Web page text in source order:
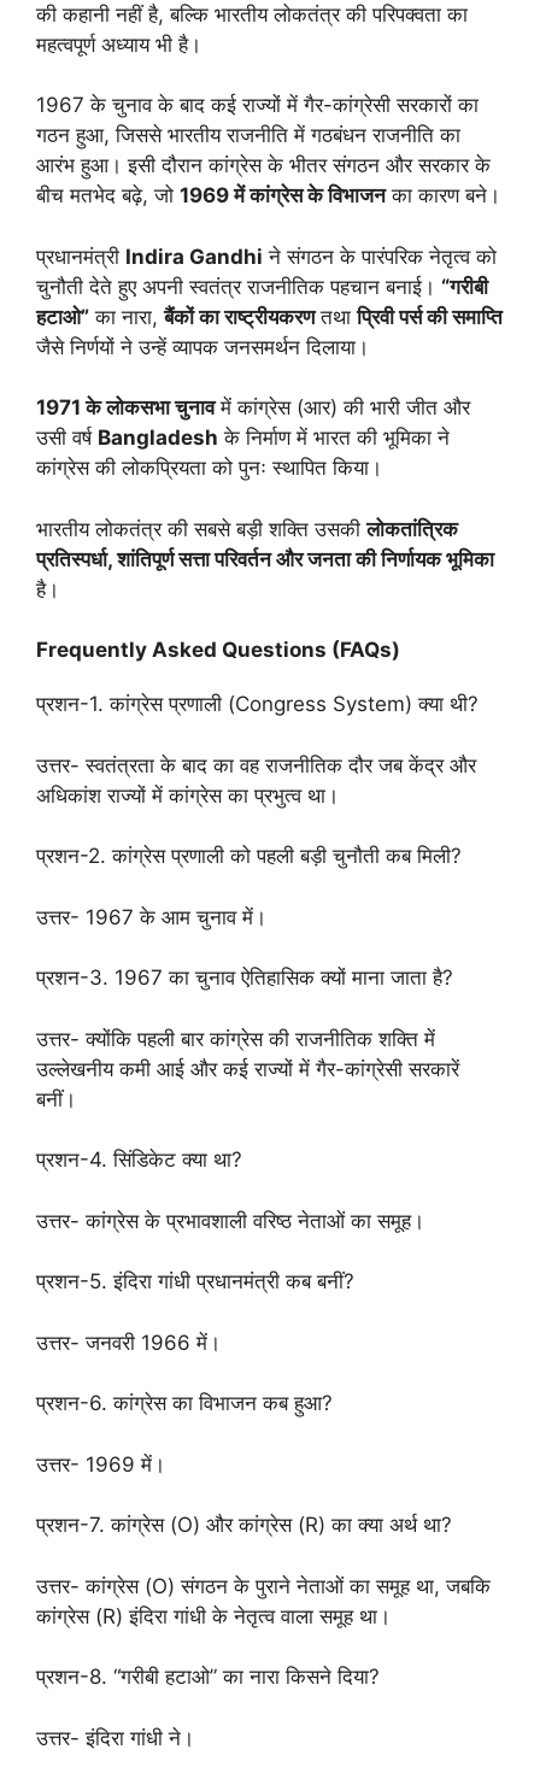
की कहानी नहीं है, बल्कि भारतीय लोकतंत्र की परिपक्वता का
महत्वपूर्ण अध्याय भी है।
1967 के चुनाव के बाद कई राज्यों में गैर-कांग्रेसी सरकारों का
गठन हुआ, जिससे भारतीय राजनीति में गठबंधन राजनीति का
आरंभ हुआ। इसी दौरान कांग्रेस के भीतर संगठन और सरकार के
बीच मतभेद बढ़े, जो 1969में कांग्रेस के विभाजनका कारण बने।
प्रधानमंत्री Indira Gandhi ने संगठन के पारंपरिक नेतृत्व को
चुनौती देते हुए अपनी स्वतंत्र राजनीतिक पहचान बनाई। “गरीबी
हटाओ” का नारा,बैंकों का राष्ट्रीयकरणतथाप्रिवी पर्स की समाप्ति
जैसे निर्णयों ने उन्हें व्यापक जनसमर्थन दिलाया।
1971के लोकसभा चुनावमें कांग्रेस (आर) की भारी जीत और
उसी वर्ष Bangladesh के निर्माण में भारत की भूमिका ने
कांग्रेस की लोकप्रियता को पुनः स्थापित किया।
भारतीय लोकतंत्र की सबसे बड़ी शक्ति उसकीलोकतांत्रिक
प्रतिस्पर्धा,शांतिपूर्ण सत्ता परिवर्तन और जनता की निर्णायक भूमिका
है।
Frequently Asked Questions (FAQs)
प्रशन-1. कांग्रेस प्रणाली (Congress System) क्या थी?
उत्तर- स्वतंत्रता के बाद का वह राजनीतिक दौर जब केंद्र और
अधिकांश राज्यों में कांग्रेस का प्रभुत्व था।
प्रशन-2. कांग्रेस प्रणाली को पहली बड़ी चुनौती कब मिली?
उत्तर- 1967 के आम चुनाव में।
प्रशन-3. 1967 का चुनाव ऐतिहासिक क्यों माना जाता है?
उत्तर- क्योंकि पहली बार कांग्रेस की राजनीतिक शक्ति में
उल्लेखनीय कमी आई और कई राज्यों में गैर-कांग्रेसी सरकारें
बनीं।
प्रशन-4. सिंडिकेट क्या था?
उत्तर- कांग्रेस के प्रभावशाली वरिष्ठ नेताओं का समूह।
प्रशन-5. इंदिरा गांधी प्रधानमंत्री कब बनीं?
उत्तर- जनवरी 1966 में।
प्रशन-6. कांग्रेस का विभाजन कब हुआ?
उत्तर- 1969 में।
प्रशन-7. कांग्रेस (O) और कांग्रेस (R) का क्या अर्थ था?
उत्तर- कांग्रेस (O) संगठन के पुराने नेताओं का समूह था, जबकि
कांग्रेस (R) इंदिरा गांधी के नेतृत्व वाला समूह था।
प्रशन-8. “गरीबी हटाओ” का नारा किसने दिया?
उत्तर- इंदिरा गांधी ने।